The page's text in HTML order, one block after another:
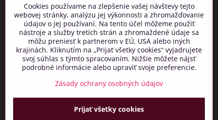
Facebook Instagram
Prihlásiť na odber noviniek
©2026Copyright
Cookies používame na zlepšenie vašej návštevy tejto
webovej stránky, analýzu jej výkonnosti a zhromažďovanie
údajov o jej používaní. Na tento účel môžeme použiť
nástroje a služby tretích strán a zhromaždené údaje sa
môžu preniesť k partnerom v EÚ, USA alebo iných
krajinách. Kliknutím na „Prijať všetky cookies“ vyjadrujete
svoj súhlas s týmto spracovaním. Nižšie môžete nájsť
podrobné informácie alebo upraviť svoje preferencie.
Zásady ochrany osobných údajov
Prijať všetky cookies